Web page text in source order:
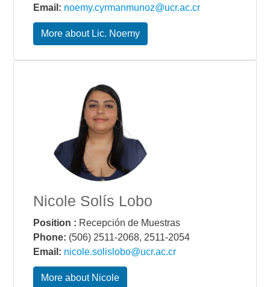
Email: noemy.cyrmanmunoz@ucr.ac.cr
More about Lic. Noemy
Nicole Solís Lobo
Position : Recepción de Muestras
Phone: (506) 2511-2068, 2511-2054
Email: nicole.solislobo@ucr.ac.cr
More about Nicole